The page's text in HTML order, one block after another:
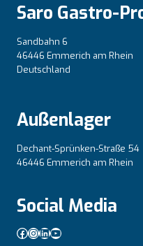
Saro Gastro-
Sandbahn 6
46446 Emmerich am Rhein
Deutschland
Außenlager
Dechant-Sprünken-Straße 54
46446 Emmerich am Rhein
Social Media
Facebook
Instagram
LinkedIn
YouTube